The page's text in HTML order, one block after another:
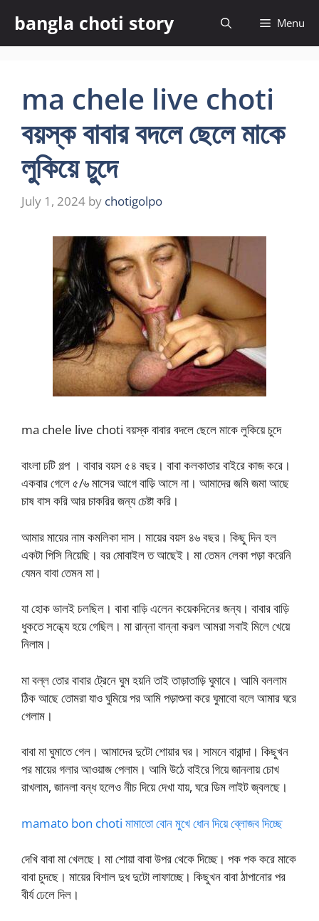
content
bangla choti story Menu
ma chele live choti
বয়স্ক বাবার বদলে ছেলে মাকে
লুকিয়ে চুদে
July 1, 2024 by chotigolpo
ma chele live choti বয়স্ক বাবার বদলে ছেলে মাকে লুকিয়ে চুদে
বাংলা চটি গল্প । বাবার বয়স ৫৪ বছর। বাবা কলকাতার বাইরে কাজ করে।
একবার গেলে ৫/৬ মাসের আগে বাড়ি আসে না। আমাদের জমি জমা আছে
চাষ বাস করি আর চাকরির জন্য চেষ্টা করি।
আমার মায়ের নাম কমলিকা দাস। মায়ের বয়স ৪৬ বছর। কিছু দিন হল
একটা পিসি নিয়েছি। বর মোবাইল ত আছেই। মা তেমন লেকা পড়া করেনি
যেমন বাবা তেমন মা।
যা হোক ভালই চলছিল। বাবা বাড়ি এলেন কয়েকদিনের জন্য। বাবার বাড়ি
ধুকতে সন্ধ্যে হয়ে গেছিল। মা রান্না বান্না করল আমরা সবাই মিলে খেয়ে
নিলাম।
মা বল্ল তোর বাবার ট্রেনে ঘুম হয়নি তাই তাড়াতাড়ি ঘুমাবে। আমি বললাম
ঠিক আছে তোমরা যাও ঘুমিয়ে পর আমি পড়াশুনা করে ঘুমাবো বলে আমার ঘরে
গেলাম।
বাবা মা ঘুমাতে গেল। আমাদের দুটো শোয়ার ঘর। সামনে বারান্দা। কিছুখন
পর মায়ের গলার আওয়াজ পেলাম। আমি উঠে বাইরে গিয়ে জানলায় চোখ
রাখলাম, জানলা বন্ধ হলেও নীচ দিয়ে দেখা যায়, ঘরে ডিম লাইট জ্বলছে।
mamato bon choti মামাতো বোন মুখে ধোন দিয়ে ব্লোজব দিচ্ছে
দেখি বাবা মা খেলছে। মা শোয়া বাবা উপর থেকে দিচ্ছে। পক পক করে মাকে
বাবা চুদছে। মায়ের বিশাল দুধ দুটো লাফাচ্ছে। কিছুখন বাবা ঠাপানোর পর
বীর্য ঢেলে দিল।